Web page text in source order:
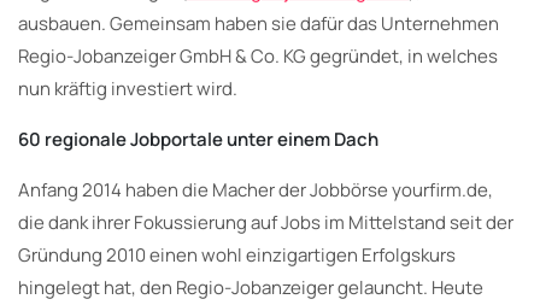
ausbauen. Gemeinsam haben sie dafür das Unternehmen
Regio-Jobanzeiger GmbH & Co. KG gegründet, in welches
nun kräftig investiert wird.
60 regionale Jobportale unter einem Dach
Anfang 2014 haben die Macher der Jobbörse yourfirm.de,
die dank ihrer Fokussierung auf Jobs im Mittelstand seit der
Gründung 2010 einen wohl einzigartigen Erfolgskurs
hingelegt hat, den Regio-Jobanzeiger gelauncht. Heute